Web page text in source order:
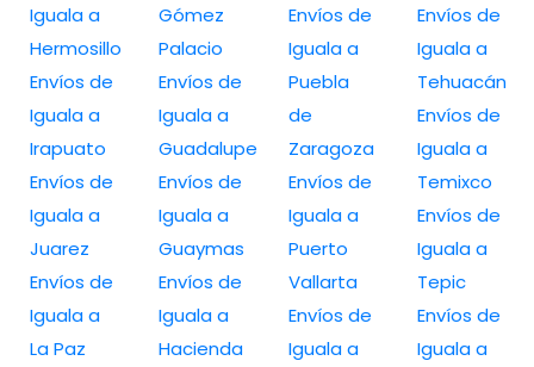
Iguala a
Hermosillo
Envíos de
Iguala a
Irapuato
Envíos de
Iguala a
Juarez
Envíos de
Iguala a
La Paz
Gómez
Palacio
Envíos de
Iguala a
Guadalupe
Envíos de
Iguala a
Guaymas
Envíos de
Iguala a
Hacienda
Envíos de
Iguala a
Puebla
de
Zaragoza
Envíos de
Iguala a
Puerto
Vallarta
Envíos de
Iguala a
Envíos de
Iguala a
Tehuacán
Envíos de
Iguala a
Temixco
Envíos de
Iguala a
Tepic
Envíos de
Iguala a